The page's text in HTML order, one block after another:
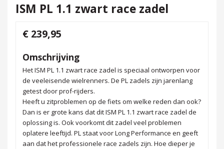
ISM PL 1.1 zwart race zadel
€ 239,95
Omschrijving
Het ISM PL 1.1 zwart race zadel is speciaal ontworpen voor
de veeleisende wielrenners. De PL zadels zijn jarenlang
getest door prof-rijders.
Heeft u zitproblemen op de fiets om welke reden dan ook?
Dan is er grote kans dat dit ISM PL 1.1 zwart race zadel de
oplossing is. Ook voorkomt dit zadel veel problemen
oplatere leeftijd. PL staat voor Long Performance en geeft
aan dat het professionele race zadels zijn. Hoe dieper je